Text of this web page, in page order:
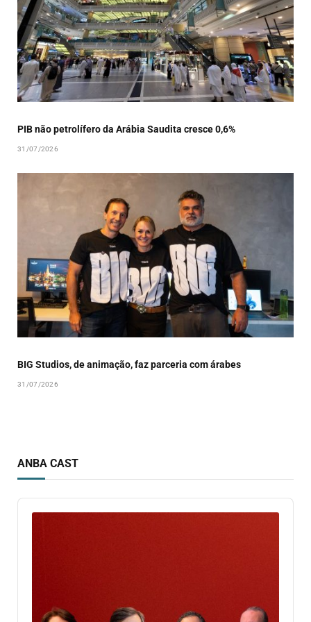
PIB não petrolífero da Arábia Saudita cresce 0,6%
31/07/2026
BIG Studios, de animação, faz parceria com árabes
31/07/2026
ANBA CAST
Audio
Player